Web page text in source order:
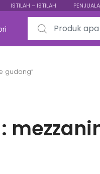
ISTILAH – ISTILAH
Search for:
gudang”